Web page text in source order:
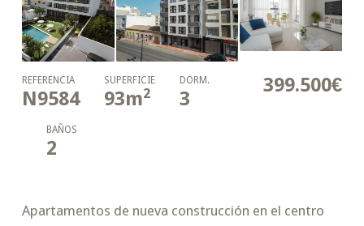
399.500€
REFERENCIA
N9584
SUPERFICIE
93m2
DORM.
3
BAÑOS
2
Apartamentos de nueva construcción en el centro